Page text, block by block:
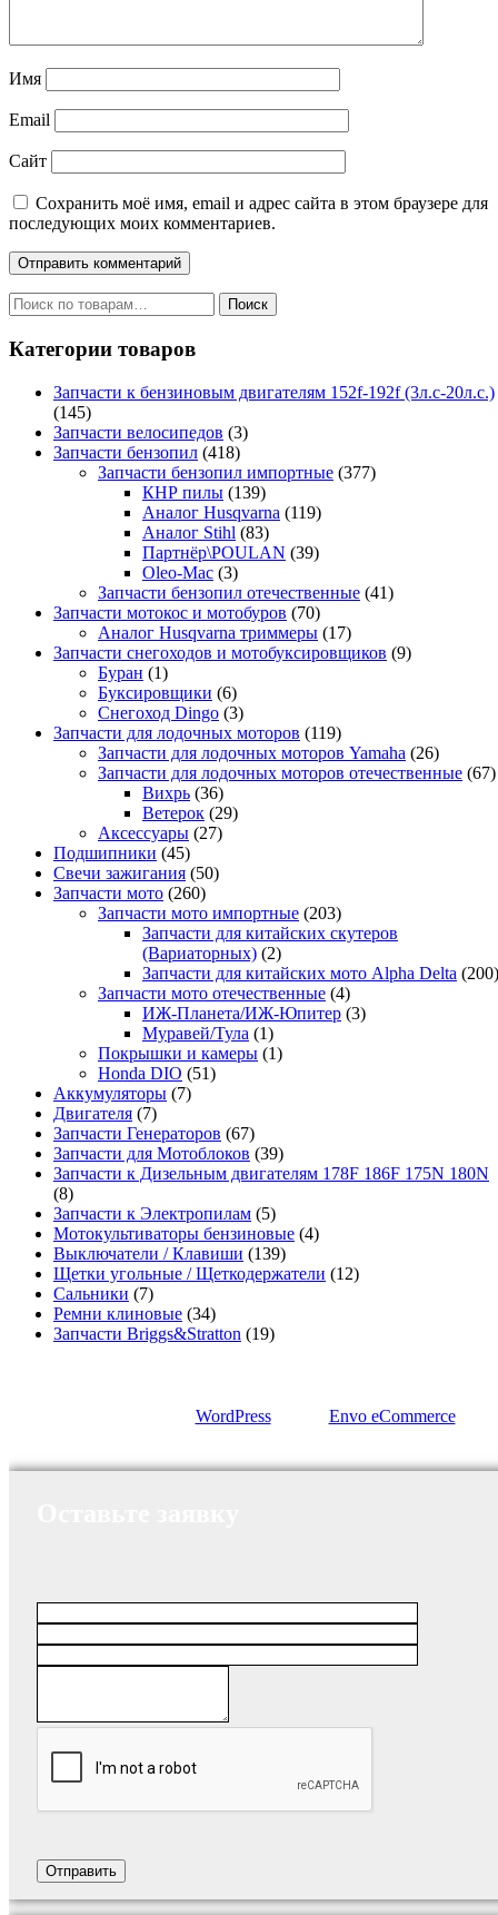
Имя
Email
Сайт
Сохранить моё имя, email и адрес сайта в этом браузере для
последующих моих комментариев.
Искать: Поиск
Категории товаров
Запчасти к бензиновым двигателям 152f-192f (3л.с-20л.с.)
(145)
Запчасти велосипедов (3)
Запчасти бензопил (418)
Запчасти бензопил импортные (377)
КНР пилы (139)
Аналог Husqvarna (119)
Аналог Stihl (83)
Партнёр\POULAN (39)
Oleo-Mac (3)
Запчасти бензопил отечественные (41)
Запчасти мотокос и мотобуров (70)
Аналог Husqvarna триммеры (17)
Запчасти снегоходов и мотобуксировщиков (9)
Буран (1)
Буксировщики (6)
Снегоход Dingo (3)
Запчасти для лодочных моторов (119)
Запчасти для лодочных моторов Yamaha (26)
Запчасти для лодочных моторов отечественные (67)
Вихрь (36)
Ветерок (29)
Аксессуары (27)
Подшипники (45)
Свечи зажигания (50)
Запчасти мото (260)
Запчасти мото импортные (203)
Запчасти для китайских скутеров
(Вариаторных) (2)
Запчасти для китайских мото Alpha Delta (200)
Запчасти мото отечественные (4)
ИЖ-Планета/ИЖ-Юпитер (3)
Муравей/Тула (1)
Покрышки и камеры (1)
Honda DIO (51)
Аккумуляторы (7)
Двигателя (7)
Запчасти Генераторов (67)
Запчасти для Мотоблоков (39)
Запчасти к Дизельным двигателям 178F 186F 175N 180N
(8)
Запчасти к Электропилам (5)
Мотокультиваторы бензиновые (4)
Выключатели / Клавиши (139)
Щетки угольные / Щеткодержатели (12)
Сальники (7)
Ремни клиновые (34)
Запчасти Briggs&Stratton (19)
WordPress Envo eCommerce